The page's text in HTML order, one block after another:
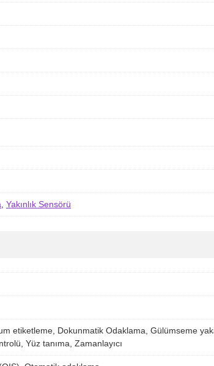
, Yakınlık Sensörü
etiketleme, Dokunmatik Odaklama, Gülümseme
Yüz tanıma, Zamanlayıcı